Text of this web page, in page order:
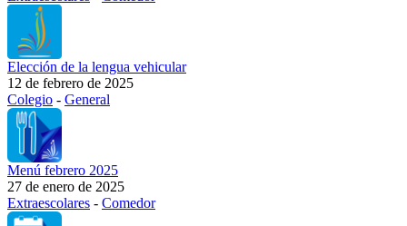
Elección de la lengua vehicular
12 de febrero de 2025
Colegio - General
Menú febrero 2025
27 de enero de 2025
Extraescolares - Comedor